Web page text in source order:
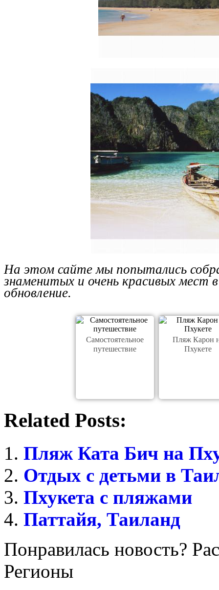
На этом сайте мы попытались
знаменитых и очень красивых мест
обновление.
Самостоятельное
путешествие
Пляж Карон
Пхукете
Related Posts:
Пляж Ката Бич на
Отдых с детьми в
Пхукета с пляжами
Паттайя, Таиланд
Понравилась новость?
Регионы